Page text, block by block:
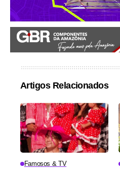
Artigos Relacionados
Famosos & TV